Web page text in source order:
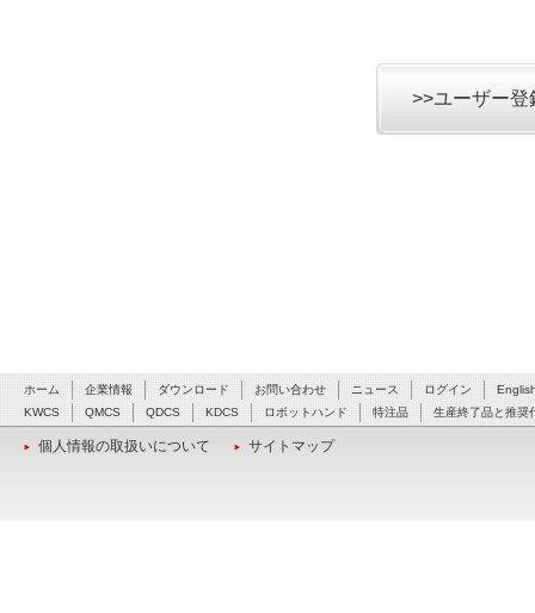
>>ユーザー
ホーム 企業情報 ダウンロード お問い合わせ ニュース ログイン
KWCS
QMCS QDCS KDCS ロボットハンド 特注品 生産終了品と推奨
個人情報の取扱いについて サイトマップ